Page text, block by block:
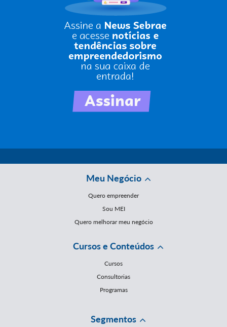
Meu Negócio
Quero empreender
Sou MEI
Quero melhorar meu negócio
Cursos e Conteúdos
Cursos
Consultorias
Programas
Segmentos